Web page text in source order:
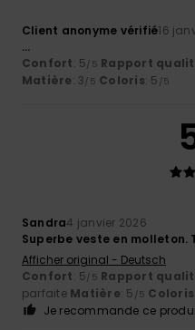
Client anonyme vérifié16
...
Confort: 5/5 Rapport
Matière: 3/5 Coloris: 5 /5
Sandra4 janvier 2026
Superbe veste en molleton.
Afficher original - Deutsch
Confort: 5/5 Rapport
parfaite Matière: 5 /5 Coloris
Je recommande ce